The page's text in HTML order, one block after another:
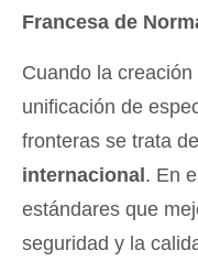
Francesa de
Cuando la creación
unificación de
fronteras se trata
internacional. En
estándares que
seguridad y la